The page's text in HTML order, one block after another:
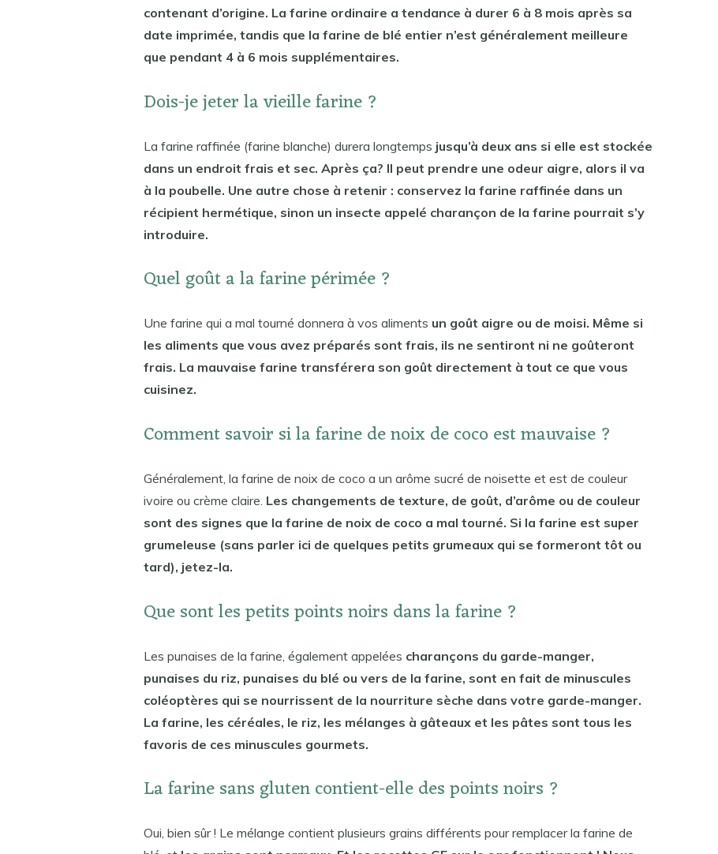
contenant d’origine. La farine ordinaire a tendance à durer 6 à 8 mois après sa
date imprimée, tandis que la farine de blé entier n’est généralement meilleure
que pendant 4 à 6 mois supplémentaires.
Dois-je jeter la vieille farine ?
La farine raffinée (farine blanche) durera longtemps jusqu’à deux ans si elle est stockée
dans un endroit frais et sec. Après ça? Il peut prendre une odeur aigre, alors il va
à la poubelle. Une autre chose à retenir : conservez la farine raffinée dans un
récipient hermétique, sinon un insecte appelé charançon de la farine pourrait s’y
introduire.
Quel goût a la farine périmée ?
Une farine qui a mal tourné donnera à vos aliments un goût aigre ou de moisi. Même si
les aliments que vous avez préparés sont frais, ils ne sentiront ni ne goûteront
frais. La mauvaise farine transférera son goût directement à tout ce que vous
cuisinez.
Comment savoir si la farine de noix de coco est mauvaise ?
Généralement, la farine de noix de coco a un arôme sucré de noisette et est de couleur
ivoire ou crème claire. Les changements de texture, de goût, d’arôme ou de couleur
sont des signes que la farine de noix de coco a mal tourné. Si la farine est super
grumeleuse (sans parler ici de quelques petits grumeaux qui se formeront tôt ou
tard), jetez-la.
Que sont les petits points noirs dans la farine ?
Les punaises de la farine, également appelées charançons du garde-manger,
punaises du riz, punaises du blé ou vers de la farine, sont en fait de minuscules
coléoptères qui se nourrissent de la nourriture sèche dans votre garde-manger.
La farine, les céréales, le riz, les mélanges à gâteaux et les pâtes sont tous les
favoris de ces minuscules gourmets.
La farine sans gluten contient-elle des points noirs ?
Oui, bien sûr ! Le mélange contient plusieurs grains différents pour remplacer la farine de